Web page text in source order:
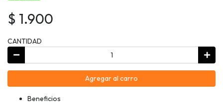
$ 1.900
CANTIDAD
Agregar al carro
Beneficios